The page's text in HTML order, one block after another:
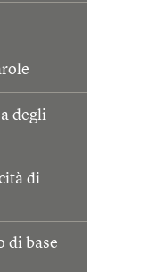
degli
di
di base